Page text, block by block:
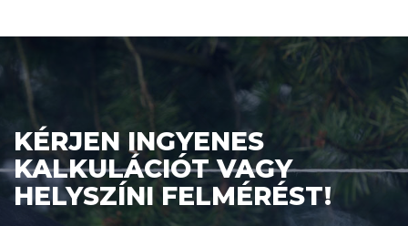
KÉRJEN INGYENES
KALKULÁCIÓT VAGY
HELYSZÍNI FELMÉRÉST!